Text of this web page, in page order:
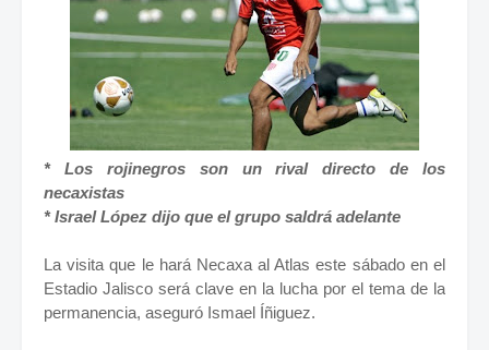
* Los rojinegros son un rival directo de los
necaxistas
* Israel López dijo que el grupo saldrá adelante
La visita que le hará Necaxa al Atlas este sábado en el
Estadio Jalisco será clave en la lucha por el tema de la
permanencia, aseguró Ismael Íñiguez.